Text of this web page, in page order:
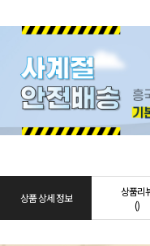
상품 상세 정보
상품리
()